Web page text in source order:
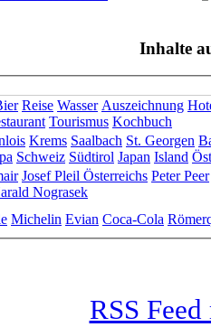
Inhalte
Reise Wasser Auszeichnung
Tourismus Kochbuch
Krems Saalbach St. Georgen
Schweiz Südtirol Japan Island
Josef Pleil Österreichs Peter Peer
Nograsek
Michelin Evian Coca-Cola
RSS